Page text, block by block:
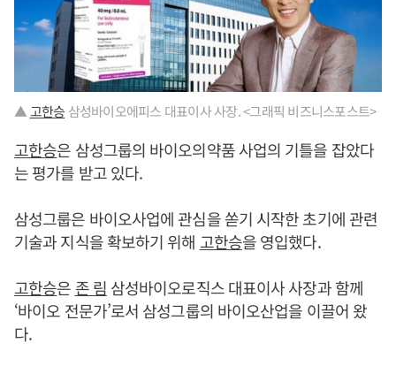
▲고한승 삼성바이오에피스 대표이사 사장. <그래픽 비즈니스포스트>
고한승은 삼성그룹의 바이오의약품 사업의 기틀을 잡았다
는 평가를 받고 있다.
삼성그룹은 바이오사업에 관심을 쏟기 시작한 초기에 관련
기술과 지식을 확보하기 위해 고한승을 영입했다.
고한승은 존 림 삼성바이오로직스 대표이사 사장과 함께
‘바이오 전문가’로서 삼성그룹의 바이오산업을 이끌어 왔
다.